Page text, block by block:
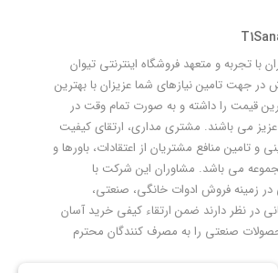
با تجربه و متعهد فروشگاه اینترنتی تیوان
جهت تامین نیازهای شما عزیزان با بهترین
قیمت را داشته و به صورت تمام وقت در
می باشند. مشتری مداری، ارتقای کیفیت
و تامین منافع مشتریان از اعتقادات، باورها و
می باشد. مشاوران این شرکت با
زمینه فروش ادوات خانگی، صنعتی،
در نظر دارند ضمن ارتقاء کیفی خرید آسان
صنعتی را به مصرف کنندگان محترم